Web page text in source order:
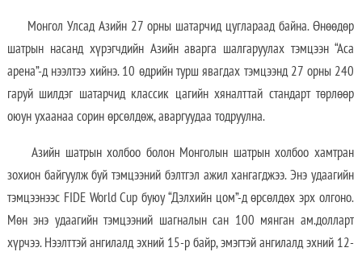
Монгол Улсад Азийн 27 орны шатарчид цуглараад байна. Өнөөдөр
шатрын насанд хүрэгчдийн Азийн аварга шалгаруулах тэмцээн “Аса
арена”-д нээлтээ хийнэ. 10 өдрийн турш явагдах тэмцээнд 27 орны 240
гаруй шилдэг шатарчид классик цагийн хяналттай стандарт төрлөөр
оюун ухаанаа сорин өрсөлдөж, аваргуудаа тодруулна.
Азийн шатрын холбоо болон Монголын шатрын холбоо хамтран
зохион байгуулж буй тэмцээний бэлтгэл ажил хангагджээ. Энэ удаагийн
тэмцээнээс FIDE World Cup буюу “Дэлхийн цом”-д өрсөлдөх эрх олгоно.
Мөн энэ удаагийн тэмцээний шагналын сан 100 мянган ам.долларт
хүрчээ. Нээлттэй ангилалд эхний 15-р байр, эмэгтэй ангилалд эхний 12-